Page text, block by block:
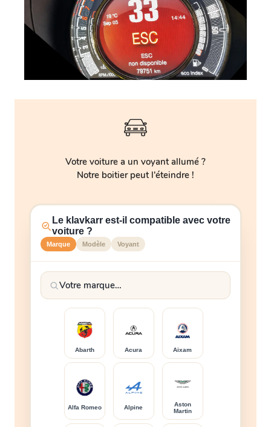
Votre voiture a un voyant allumé ?
Notre boitier peut l'éteindre !
Le klavkarr est-il compatible avec votre
voiture ?
Marque Modèle Voyant
Abarth Acura Aixam
Alfa Romeo Alpine
Aston
Martin